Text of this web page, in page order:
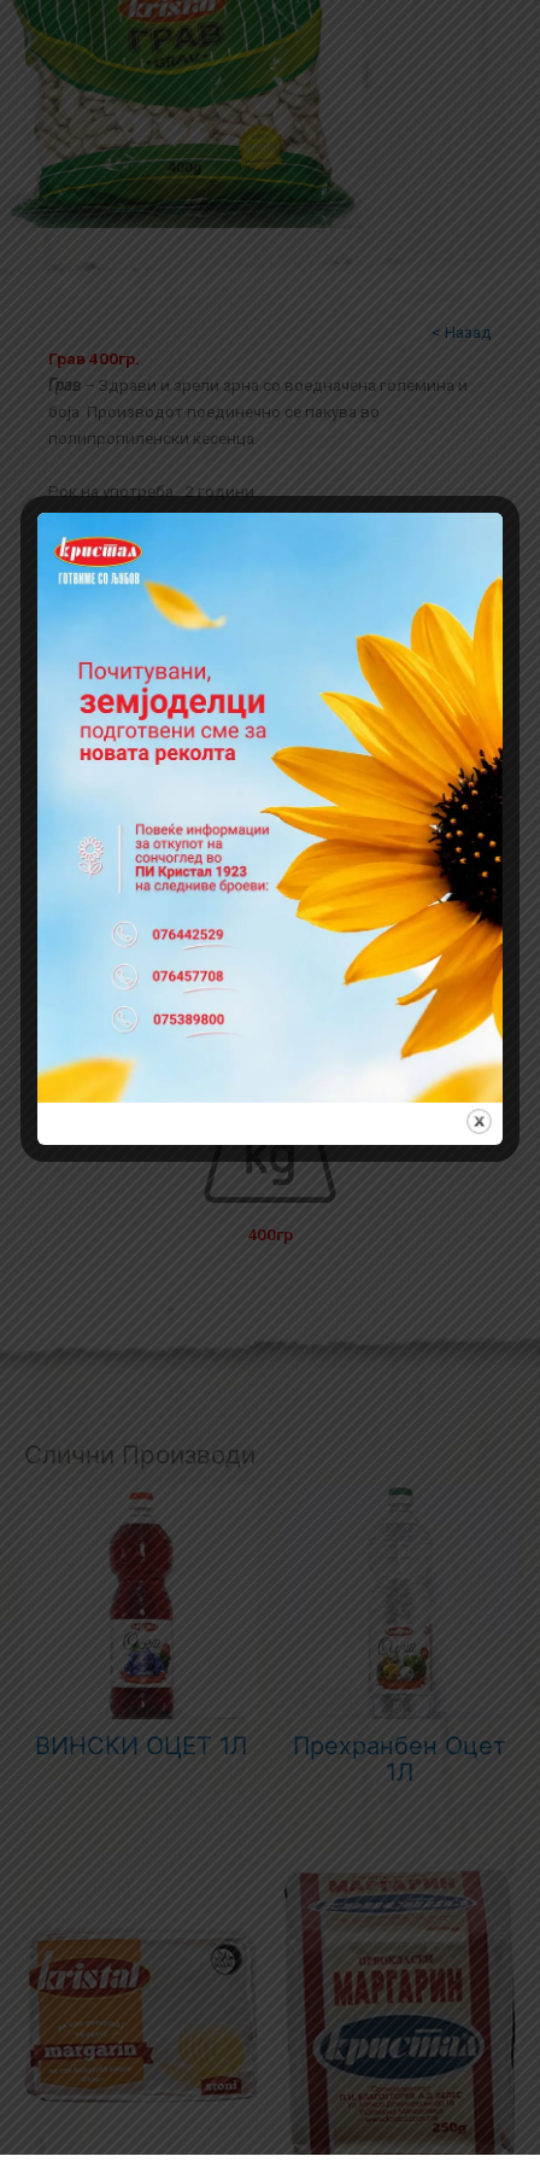
< Назад
Грав 400гр.
Грав – Здрави и зрели зрна со воедначена големина и
боја. Производот поединечно се пакува во
полипропиленски ќесенца.
Рок на употреба 2 години.
5310041001962
16 парчиња во полиетиленски ќесиња
400гр
Слични Производи
ВИНСКИ ОЦЕТ 1Л
Прехранбен Оцет
1Л